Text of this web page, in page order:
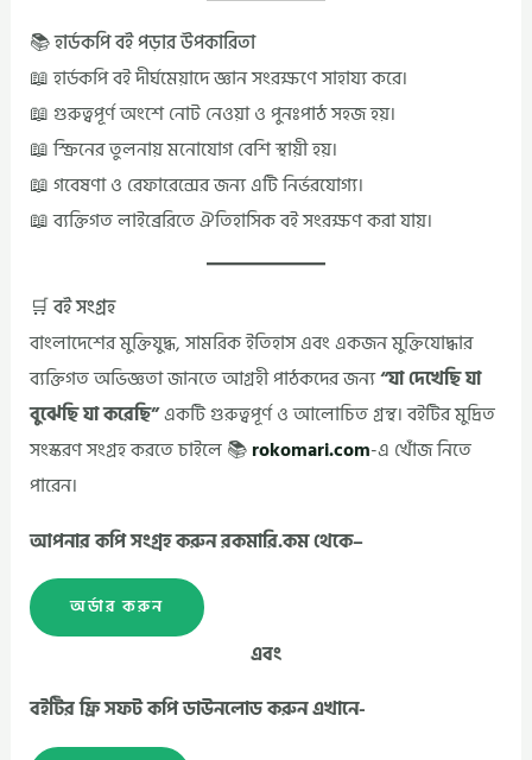
📚 হার্ডকপি বই পড়ার উপকারিতা
📖 হার্ডকপি বই দীর্ঘমেয়াদে জ্ঞান সংরক্ষণে সাহায্য করে।
📖 গুরুত্বপূর্ণ অংশে নোট নেওয়া ও পুনঃপাঠ সহজ হয়।
📖 স্ক্রিনের তুলনায় মনোযোগ বেশি স্থায়ী হয়।
📖 গবেষণা ও রেফারেন্সের জন্য এটি নির্ভরযোগ্য।
📖 ব্যক্তিগত লাইব্রেরিতে ঐতিহাসিক বই সংরক্ষণ করা যায়।
🛒 বই সংগ্রহ
বাংলাদেশের মুক্তিযুদ্ধ, সামরিক ইতিহাস এবং একজন মুক্তিযোদ্ধার
ব্যক্তিগত অভিজ্ঞতা জানতে আগ্রহী পাঠকদের জন্য“যা দেখেছি যা
বুঝেছি যা করেছি”একটি গুরুত্বপূর্ণ ও আলোচিত গ্রন্থ। বইটির মুদ্রিত
সংস্করণ সংগ্রহ করতে চাইলে 📚rokomari.com-এ খোঁজ নিতে
পারেন।
আপনার কপি সংগ্রহ করুন রকমারি.কম থেকে–
অর্ডার করুন
এবং
বইটির ফ্রি সফট কপি ডাউনলোড করুন এখানে-